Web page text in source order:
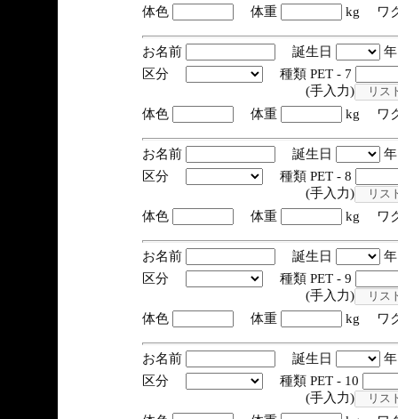
体色
体重 kg ワ
お名前 誕生日
区分
種類 PET - 7
(手入力)
体色
体重 kg ワ
お名前 誕生日
区分
種類 PET - 8
(手入力)
体色
体重 kg ワ
お名前 誕生日
区分
種類 PET - 9
(手入力)
体色
体重 kg ワ
お名前 誕生日
区分
種類 PET - 10
(手入力)